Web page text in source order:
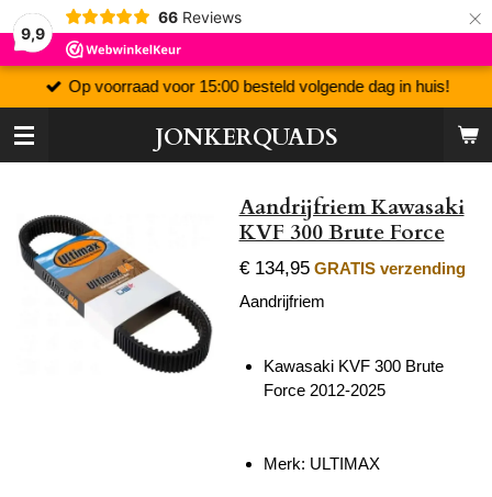
9,9
66 Reviews ×
JONKERQUADS
Op voorraad voor 15:00 besteld volgende dag in huis!
Aandrijfriem Kawasaki
KVF 300 Brute Force
€ 134,95 GRATIS verzending
Aandrijfriem
Kawasaki KVF 300 Brute
Force 2012-2025
Merk: ULTIMAX